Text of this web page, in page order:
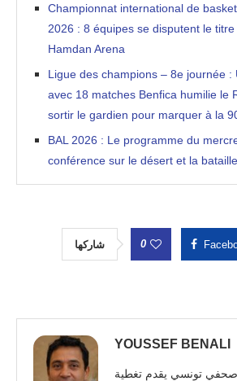
Championnat international de
2026 : 8 équipes se disputent le
Hamdan Arena
Ligue des champions – 8e journée :
avec 18 matches Benfica humilie le
sortir le gardien pour marquer à la
BAL 2026 : Le programme du
conférence sur le désert et la
شاركها 0
YOUSSEF BENALI
تونسي يقدم تغطية